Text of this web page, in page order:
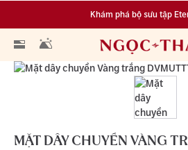
Khám phá bộ sưu tập
Đa dạng lựa chọn tích luỹ từ 0.1
MẶT DÂY CHUYỀN VÀNG